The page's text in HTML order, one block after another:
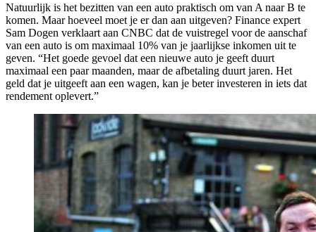
Natuurlijk is het bezitten van een auto praktisch om van A naar B te
komen. Maar hoeveel moet je er dan aan uitgeven? Finance expert
Sam Dogen verklaart aan CNBC dat de vuistregel voor de aanschaf
van een auto is om maximaal 10% van je jaarlijkse inkomen uit te
geven. “Het goede gevoel dat een nieuwe auto je geeft duurt
maximaal een paar maanden, maar de afbetaling duurt jaren. Het
geld dat je uitgeeft aan een wagen, kan je beter investeren in iets dat
rendement oplevert.”